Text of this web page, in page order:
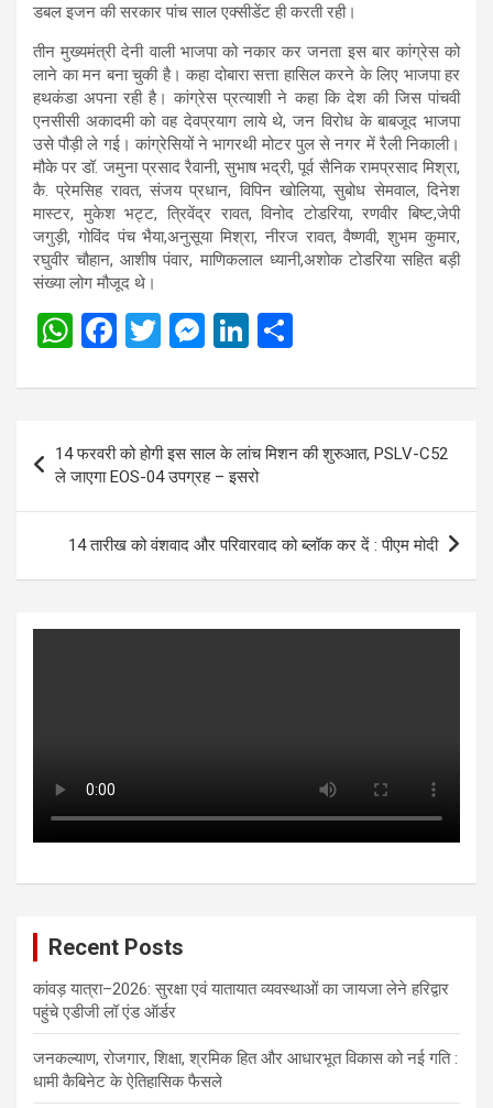
डबल इजन की सरकार पांच साल एक्सीडेंट ही करती रही।
तीन मुख्यमंत्री देनी वाली भाजपा को नकार कर जनता इस बार कांग्रेस को
लाने का मन बना चुकी है। कहा दोबारा सत्ता हासिल करने के लिए भाजपा हर
हथकंडा अपना रही है। कांग्रेस प्रत्याशी ने कहा कि देश की जिस पांचवी
एनसीसी अकादमी को वह देवप्रयाग लाये थे, जन विरोध के बाबजूद भाजपा
उसे पौड़ी ले गई। कांग्रेसियों ने भागरथी मोटर पुल से नगर में रैली निकाली।
मौके पर डॉ. जमुना प्रसाद रैवानी, सुभाष भद्री, पूर्व सैनिक रामप्रसाद मिश्रा,
कै. प्रेमसिह रावत, संजय प्रधान, विपिन खोलिया, सुबोध सेमवाल, दिनेश
मास्टर, मुकेश भट्ट, त्रिवेंद्र रावत, विनोद टोडरिया, रणवीर बिष्ट,जेपी
जगुड़ी, गोविंद पंच भैया,अनुसूया मिश्रा, नीरज रावत, वैष्णवी, शुभम कुमार,
रघुवीर चौहान, आशीष पंवार, माणिकलाल ध्यानी,अशोक टोडरिया सहित बड़ी
संख्या लोग मौजूद थे।
W
at
A
p
p
F
ce
b
o
o
k
T
tt
er
M
se
n
g
er
Li
ke
dI
n
ar
navigation
14 फरवरी को होगी इस साल के लांच मिशन की शुरुआत, PSLV-C52
ले जाएगा EOS-04 उपग्रह – इसरो
14 तारीख को वंशवाद और परिवारवाद को ब्लॉक कर दें : पीएम मोदी
Recent Posts
कांवड़ यात्रा–2026: सुरक्षा एवं यातायात व्यवस्थाओं का जायजा लेने हरिद्वार
पहुंचे एडीजी लॉ एंड ऑर्डर
जनकल्याण, रोजगार, शिक्षा, श्रमिक हित और आधारभूत विकास को नई गति :
धामी कैबिनेट के ऐतिहासिक फैसले